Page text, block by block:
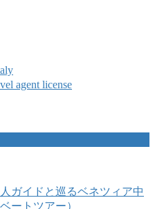
agent license
ガイドと巡るベネツィア中
ートツアー）